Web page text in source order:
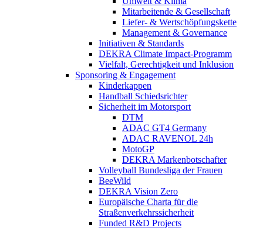
Mitarbeitende & Gesellschaft
Liefer- & Wertschöpfungskette
Management & Governance
Initiativen & Standards
DEKRA Climate Impact-Programm
Vielfalt, Gerechtigkeit und Inklusion​
Sponsoring & Engagement
Kinderkappen
Handball Schiedsrichter
Sicherheit im Motorsport
DTM
ADAC GT4 Germany
ADAC RAVENOL 24h
MotoGP
DEKRA Markenbotschafter
Volleyball Bundesliga der Frauen
BeeWild
DEKRA Vision Zero
Europäische Charta für die
Straßenverkehrssicherheit
Funded R&D Projects